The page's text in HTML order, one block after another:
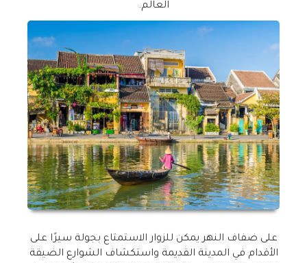
العالم.
على ضفاف النهر يمكن للزوار الاستمتاع بجولة سيرًا على
الأقدام في المدينة القديمة واستكشاف الشوارع الضيقة